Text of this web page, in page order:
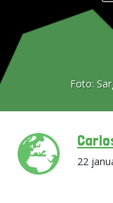
Foto:
22